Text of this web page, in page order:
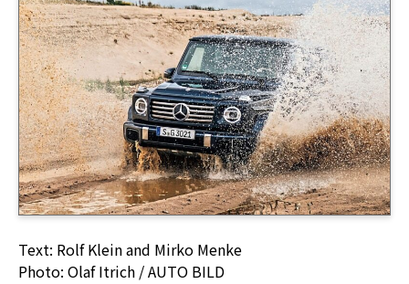
Text: Rolf Klein and Mirko Menke
Photo: Olaf Itrich / AUTO BILD